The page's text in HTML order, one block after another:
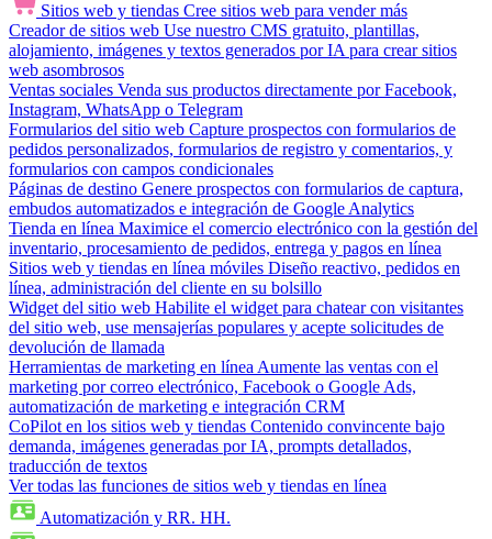
Sitios web y tiendas Cree sitios web para vender más
Creador de sitios web Use nuestro CMS gratuito, plantillas,
alojamiento, imágenes y textos generados por IA para crear sitios
web asombrosos
Ventas sociales Venda sus productos directamente por Facebook,
Instagram, WhatsApp o Telegram
Formularios del sitio web Capture prospectos con formularios de
pedidos personalizados, formularios de registro y comentarios, y
formularios con campos condicionales
Páginas de destino Genere prospectos con formularios de captura,
embudos automatizados e integración de Google Analytics
Tienda en línea Maximice el comercio electrónico con la gestión del
inventario, procesamiento de pedidos, entrega y pagos en línea
Sitios web y tiendas en línea móviles Diseño reactivo, pedidos en
línea, administración del cliente en su bolsillo
Widget del sitio web Habilite el widget para chatear con visitantes
del sitio web, use mensajerías populares y acepte solicitudes de
devolución de llamada
Herramientas de marketing en línea Aumente las ventas con el
marketing por correo electrónico, Facebook o Google Ads,
automatización de marketing e integración CRM
CoPilot en los sitios web y tiendas Contenido convincente bajo
demanda, imágenes generadas por IA, prompts detallados,
traducción de textos
Ver todas las funciones de sitios web y tiendas en línea
Automatización y RR. HH.